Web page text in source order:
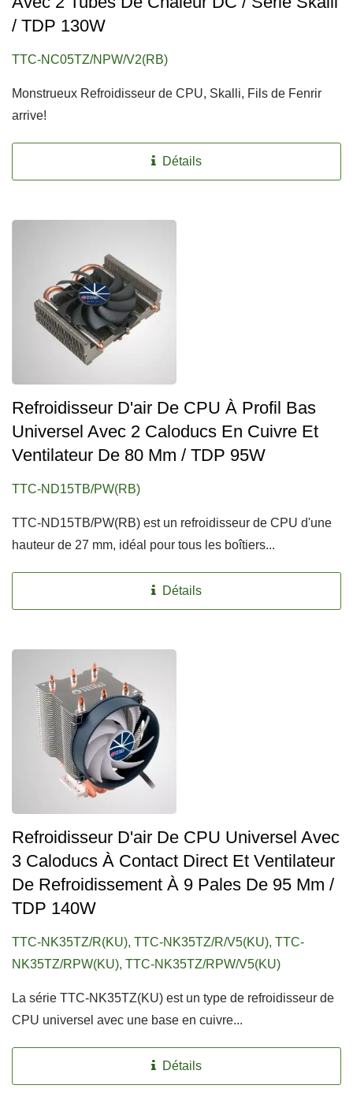
/ TDP 130W
TTC-NC05TZ/NPW/V2(RB)
Monstrueux Refroidisseur de CPU, Skalli, Fils de Fenrir
arrive!
Détails
Refroidisseur D'air De CPU À Profil Bas
Universel Avec 2 Caloducs En Cuivre Et
Ventilateur De 80 Mm / TDP 95W
TTC-ND15TB/PW(RB)
TTC-ND15TB/PW(RB) est un refroidisseur de CPU d'une
hauteur de 27 mm, idéal pour tous les boîtiers...
Détails
Refroidisseur D'air De CPU Universel Avec
3 Caloducs À Contact Direct Et Ventilateur
De Refroidissement À 9 Pales De 95 Mm /
TDP 140W
TTC-NK35TZ/R(KU), TTC-NK35TZ/R/V5(KU), TTC-
NK35TZ/RPW(KU), TTC-NK35TZ/RPW/V5(KU)
La série TTC-NK35TZ(KU) est un type de refroidisseur de
CPU universel avec une base en cuivre...
Détails